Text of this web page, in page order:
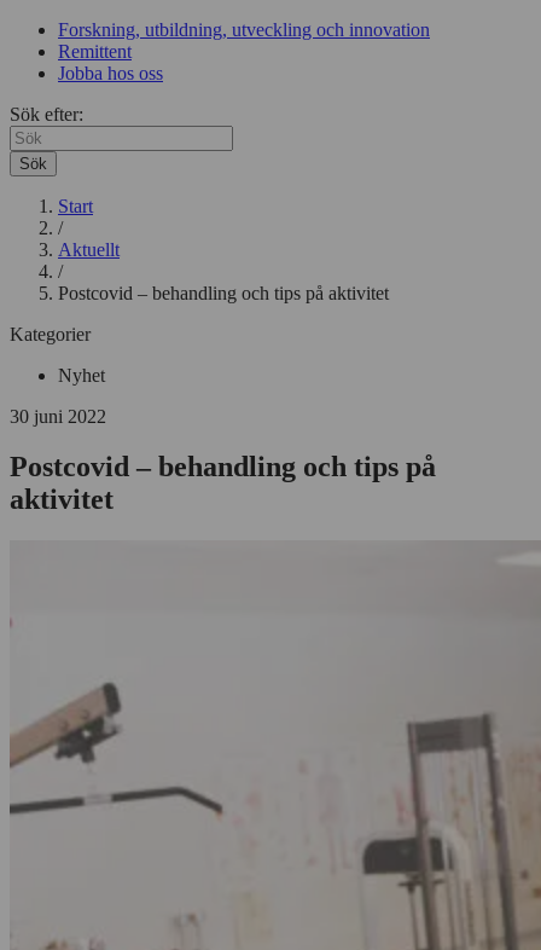
Forskning, utbildning, utveckling och innovation
Remittent
Jobba hos oss
Sök efter:
Sök
Start
/
Aktuellt
/
Postcovid – behandling och tips på aktivitet
Kategorier
Nyhet
30 juni 2022
Postcovid – behandling och tips på
aktivitet